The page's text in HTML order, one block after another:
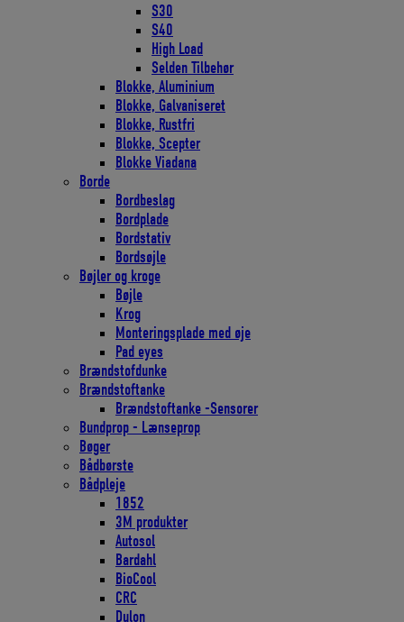
S30
S40
High Load
Selden Tilbehør
Blokke, Aluminium
Blokke, Galvaniseret
Blokke, Rustfri
Blokke, Scepter
Blokke Viadana
Borde
Bordbeslag
Bordplade
Bordstativ
Bordsøjle
Bøjler og kroge
Bøjle
Krog
Monteringsplade med øje
Pad eyes
Brændstofdunke
Brændstoftanke
Brændstoftanke -Sensorer
Bundprop - Lænseprop
Bøger
Bådbørste
Bådpleje
1852
3M produkter
Autosol
Bardahl
BioCool
CRC
Dulon